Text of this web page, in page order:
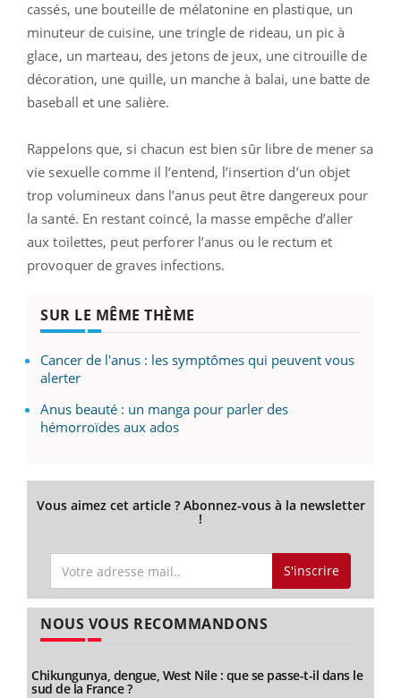
cassés, une bouteille de mélatonine en plastique, un
minuteur de cuisine, une tringle de rideau, un pic à
glace, un marteau, des jetons de jeux, une citrouille de
décoration, une quille, un manche à balai, une batte de
baseball et une salière.
Rappelons que, si chacun est bien sûr libre de mener sa
vie sexuelle comme il l’entend, l’insertion d’un objet
trop volumineux dans l’anus peut être dangereux pour
la santé. En restant coincé, la masse empêche d’aller
aux toilettes, peut perforer l’anus ou le rectum et
provoquer de graves infections.
SUR LE MÊME THÈME
Cancer de l'anus : les symptômes qui peuvent vous
alerter
Anus beauté : un manga pour parler des
hémorroïdes aux ados
Vous aimez cet article ? Abonnez-vous à la newsletter
!
S'inscrire
NOUS VOUS RECOMMANDONS
Chikungunya, dengue, West Nile : que se passe-t-il dans le
sud de la France ?